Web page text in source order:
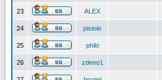
23 ALEX
24 pistole
25 philo
26 zdeno1